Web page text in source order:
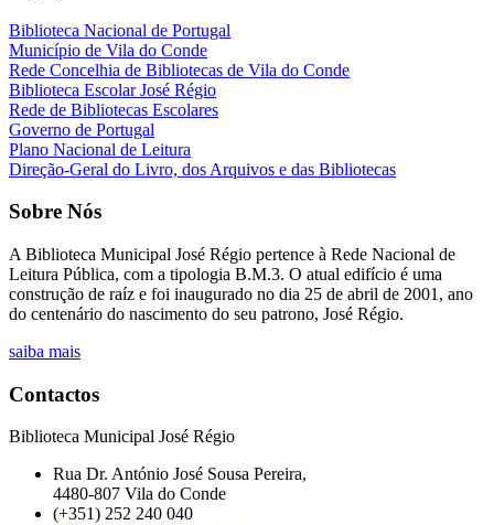
Biblioteca Nacional de Portugal
Município de Vila do Conde
Rede Concelhia de Bibliotecas de Vila do Conde
Biblioteca Escolar José Régio
Rede de Bibliotecas Escolares
Governo de Portugal
Plano Nacional de Leitura
Direção-Geral do Livro, dos Arquivos e das Bibliotecas
Sobre Nós
A Biblioteca Municipal José Régio pertence à Rede Nacional de
Leitura Pública, com a tipologia B.M.3. O atual edifício é uma
construção de raíz e foi inaugurado no dia 25 de abril de 2001, ano
do centenário do nascimento do seu patrono, José Régio.
saiba mais
Contactos
Biblioteca Municipal José Régio
Rua Dr. António José Sousa Pereira,
4480-807 Vila do Conde
(+351) 252 240 040